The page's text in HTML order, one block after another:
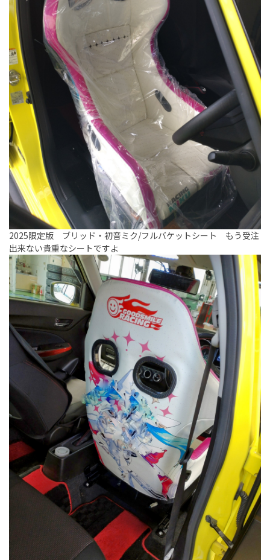
2025限定版 ブリッド・初音ミク/フルバケットシート もう受注
出来ない貴重なシートですよ